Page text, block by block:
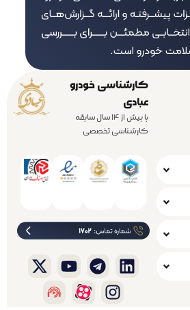
کارشناسی خودرو
عبادی
با بیش از 14 سال سابقه
کارشناسی تخصصی